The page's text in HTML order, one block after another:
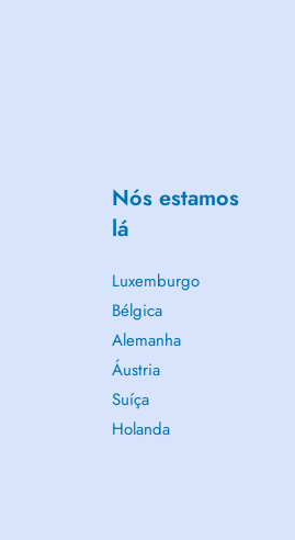
Nós estamos
lá
Luxemburgo
Bélgica
Alemanha
Áustria
Suíça
Holanda